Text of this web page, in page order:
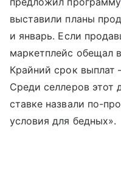
выставили планы
и январь. Если
маркетплейс обещал
Крайний срок выплат
Среди селлеров этот
ставке назвали по-
условия для бедных».